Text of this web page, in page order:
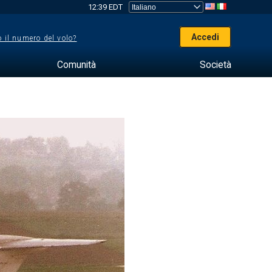
12:39 EDT
il numero del volo? Accedi
Comunità Società